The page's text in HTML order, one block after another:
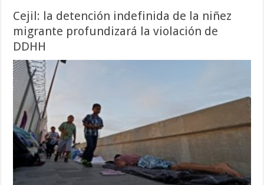
Cejil: la detención indefinida de la niñez
migrante profundizará la violación de
DDHH